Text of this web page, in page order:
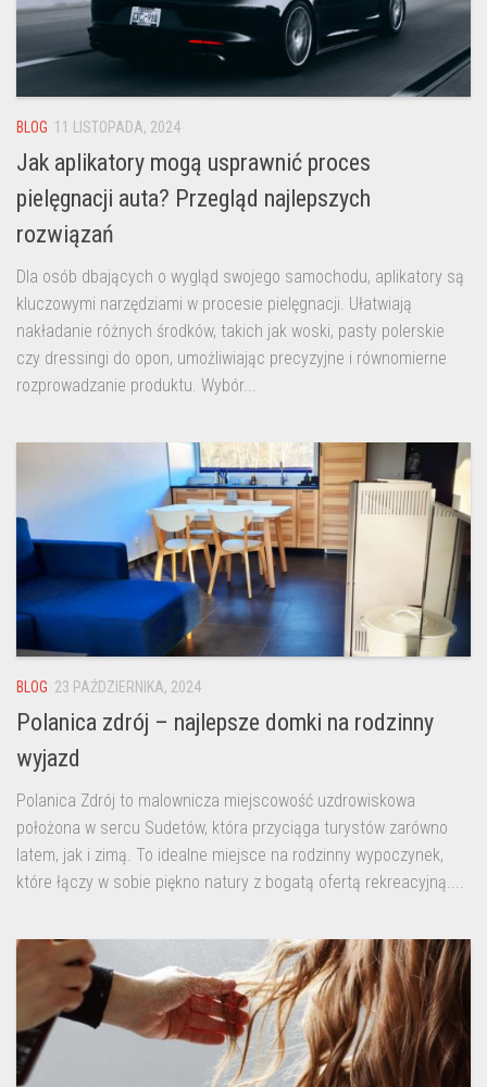
BLOG 11 LISTOPADA, 2024
Jak aplikatory mogą usprawnić proces
pielęgnacji auta? Przegląd najlepszych
rozwiązań
Dla osób dbających o wygląd swojego samochodu, aplikatory są
kluczowymi narzędziami w procesie pielęgnacji. Ułatwiają
nakładanie różnych środków, takich jak woski, pasty polerskie
czy dressingi do opon, umożliwiając precyzyjne i równomierne
rozprowadzanie produktu. Wybór...
BLOG 23 PAŹDZIERNIKA, 2024
Polanica zdrój – najlepsze domki na rodzinny
wyjazd
Polanica Zdrój to malownicza miejscowość uzdrowiskowa
położona w sercu Sudetów, która przyciąga turystów zarówno
latem, jak i zimą. To idealne miejsce na rodzinny wypoczynek,
które łączy w sobie piękno natury z bogatą ofertą rekreacyjną....